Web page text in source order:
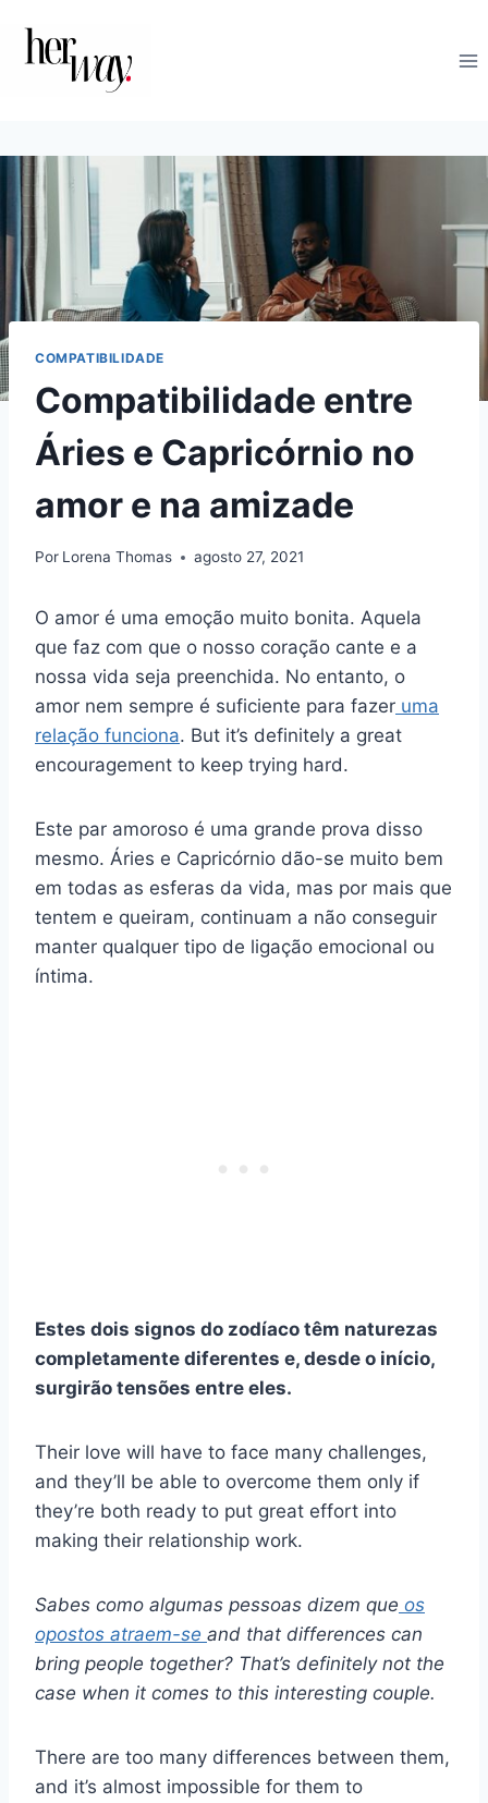
COMPATIBILIDADE
Compatibilidade entre
Áries e Capricórnio no
amor e na amizade
Por Lorena Thomas agosto 27, 2021
O amor é uma emoção muito bonita. Aquela
que faz com que o nosso coração cante e a
nossa vida seja preenchida. No entanto, o
amor nem sempre é suficiente para fazer uma
relação funciona. But it’s definitely a great
encouragement to keep trying hard.
Este par amoroso é uma grande prova disso
mesmo. Áries e Capricórnio dão-se muito bem
em todas as esferas da vida, mas por mais que
tentem e queiram, continuam a não conseguir
manter qualquer tipo de ligação emocional ou
íntima.
Estes dois signos do zodíaco têm naturezas
completamente diferentes e, desde o início,
surgirão tensões entre eles.
Their love will have to face many challenges,
and they’ll be able to overcome them only if
they’re both ready to put great effort into
making their relationship work.
Sabes como algumas pessoas dizem que os
opostos atraem-se and that differences can
bring people together? That’s definitely not the
case when it comes to this interesting couple.
There are too many differences between them,
and it’s almost impossible for them to